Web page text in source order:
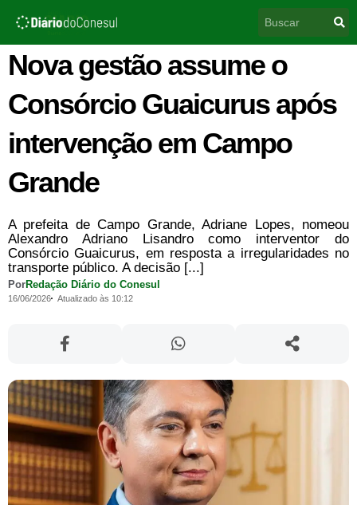
para
conteúdo
Nova gestão assume o
Consórcio Guaicurus após
intervenção em Campo
Grande
A prefeita de Campo Grande, Adriane Lopes, nomeou
Alexandro Adriano Lisandro como interventor do
Consórcio Guaicurus, em resposta a irregularidades no
transporte público. A decisão [...]
PorRedação Diário do Conesul
16/06/2026 Atualizado às 10:12